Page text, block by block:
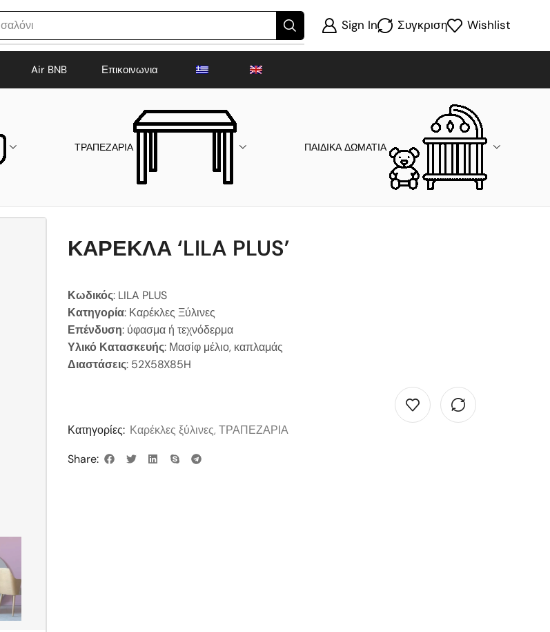
σαλόνι Sign In Συγκριση Wishlist
Air BNB Επικοινωνια
ΤΡΑΠΕΖΑΡΙΑ ΠΑΙΔΙΚΑ ΔΩΜΑΤΙΑ
ΚΑΡΕΚΛΑ ‘LILA PLUS’
Κωδικός: LILA PLUS
Κατηγορία: Καρέκλες Ξύλινες
Επένδυση: ύφασμα ή τεχνόδερμα
Υλικό Κατασκευής: Μασίφ μέλιο, καπλαμάς
Διαστάσεις: 52X58X85H
Κατηγορίες: Καρέκλες ξύλινες, ΤΡΑΠΕΖΑΡΙΑ
Share: